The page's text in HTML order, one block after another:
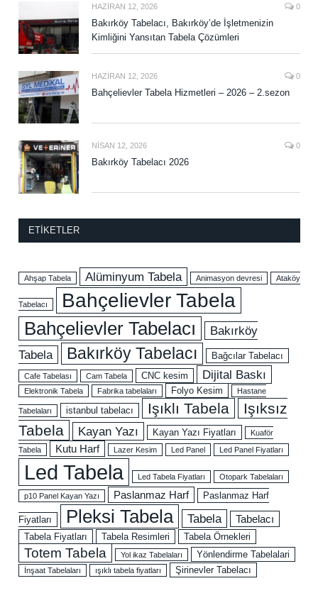
HAZIRAN 12, 2026 0
Bakırköy Tabelacı, Bakırköy’de İşletmenizin
Kimliğini Yansıtan Tabela Çözümleri
HAZIRAN 12, 2026 0
Bahçelievler Tabela Hizmetleri – 2026 – 2.sezon
NISAN 12, 2026 0
Bakırköy Tabelacı 2026
ETIKETLER
Ahşap Tabela Alüminyum Tabela Animasyon devresi Ataköy
Tabelacı Bahçelievler Tabela
Bahçelievler Tabelacı
Bakırköy
Tabela
Bakırköy Tabelacı Bağcılar Tabelacı
Cafe Tabelası Cam Tabela CNC kesim Dijital Baskı
Elektronik Tabela Fabrika tabelaları Folyo Kesim Hastane
Tabelaları istanbul tabelacı Işıklı Tabela
Işıksız
Tabela
Kayan Yazı Kayan Yazı Fiyatları
Kuaför
Tabela
Kutu Harf Lazer Kesim Led Panel Led Panel Fiyatları
Led Tabela Led Tabela Fiyatları Otopark Tabelaları
p10 Panel Kayan Yazı Paslanmaz Harf Paslanmaz Harf
Fiyatları Pleksi Tabela Tabela Tabelacı
Tabela Fiyatları Tabela Resimleri Tabela Örnekleri
Totem Tabela Yol ikaz Tabelaları Yönlendirme Tabelalari
İnşaat Tabelaları ışıklı tabela fiyatları Şirinevler Tabelacı